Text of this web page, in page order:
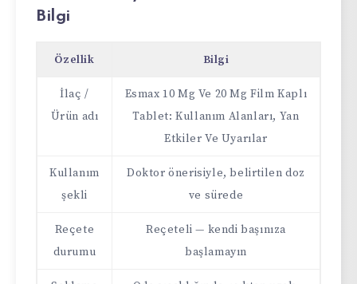
Bilgi
Özellik Bilgi
İlaç /
Ürün adı
Esmax 10 Mg Ve 20 Mg Film Kaplı
Tablet: Kullanım Alanları, Yan
Etkiler Ve Uyarılar
Kullanım
şekli
Doktor önerisiyle, belirtilen doz
ve sürede
Reçete
durumu
Reçeteli — kendi başınıza
başlamayın